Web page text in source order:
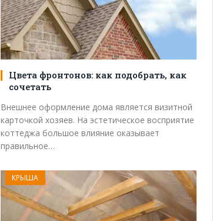
Цвета фронтонов: как подобрать, как
сочетать
Внешнее оформление дома является визитной
карточкой хозяев. На эстетическое восприятие
коттеджа большое влияние оказывает
правильное…
КРЫША